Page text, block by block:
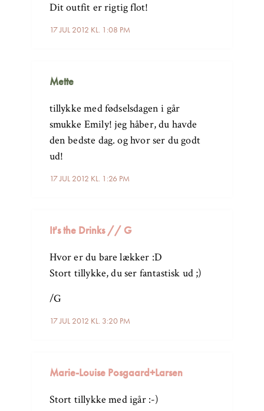
17 JUL 2012 KL. 1:08 PM
Dit outfit er rigtig flot!
Mette
17 JUL 2012 KL. 1:26 PM
tillykke med fødselsdagen i går
smukke Emily! jeg håber, du havde
den bedste dag. og hvor ser du godt
ud!
It's the Drinks // G
17 JUL 2012 KL. 3:20 PM
Hvor er du bare lækker :D
Stort tillykke, du ser fantastisk ud ;)
/G
Marie-Louise Posgaard+Larsen
Stort tillykke med igår :-)